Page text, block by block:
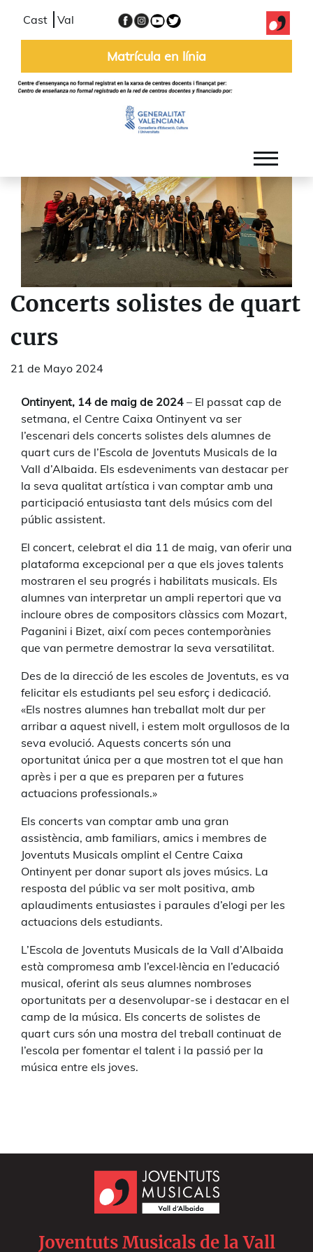
es va
Matrícula en línia
Concerts solistes de quart
curs
21 de Mayo 2024
Ontinyent, 14 de maig de 2024 – El passat cap de
setmana, el Centre Caixa Ontinyent va ser
l’escenari dels concerts solistes dels alumnes de
quart curs de l’Escola de Joventuts Musicals de la
Vall d’Albaida. Els esdeveniments van destacar per
la seva qualitat artística i van comptar amb una
participació entusiasta tant dels músics com del
públic assistent.
El concert, celebrat el dia 11 de maig, van oferir una
plataforma excepcional per a que els joves talents
mostraren el seu progrés i habilitats musicals. Els
alumnes van interpretar un ampli repertori que va
incloure obres de compositors clàssics com Mozart,
Paganini i Bizet, així com peces contemporànies
que van permetre demostrar la seva versatilitat.
Des de la direcció de les escoles de Joventuts, es va
felicitar els estudiants pel seu esforç i dedicació.
«Els nostres alumnes han treballat molt dur per
arribar a aquest nivell, i estem molt orgullosos de la
seva evolució. Aquests concerts són una
oportunitat única per a que mostren tot el que han
après i per a que es preparen per a futures
actuacions professionals.»
Els concerts van comptar amb una gran
assistència, amb familiars, amics i membres de
Joventuts Musicals omplint el Centre Caixa
Ontinyent per donar suport als joves músics. La
resposta del públic va ser molt positiva, amb
aplaudiments entusiastes i paraules d’elogi per les
actuacions dels estudiants.
L’Escola de Joventuts Musicals de la Vall d’Albaida
està compromesa amb l’excel·lència en l’educació
musical, oferint als seus alumnes nombroses
oportunitats per a desenvolupar-se i destacar en el
camp de la música. Els concerts de solistes de
quart curs són una mostra del treball continuat de
l’escola per fomentar el talent i la passió per la
música entre els joves.
Joventuts Musicals de la Vall